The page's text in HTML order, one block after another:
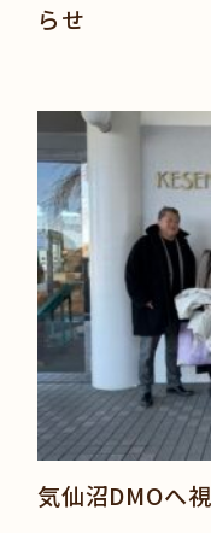
らせ
気仙沼DMOへ